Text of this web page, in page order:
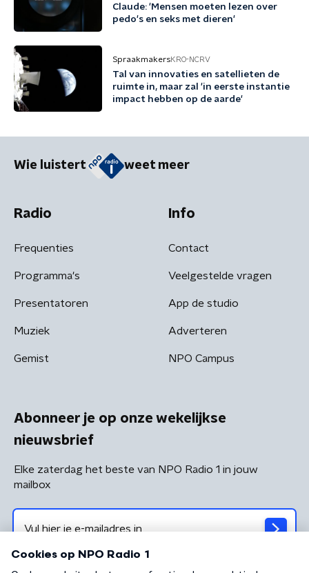
Claude: 'Mensen moeten lezen over
pedo's en seks met dieren'
SpraakmakersKRO-NCRV
Tal van innovaties en satellieten de
ruimte in, maar zal 'in eerste instantie
impact hebben op de aarde'
Wie luistert weet meer
Radio
Frequenties
Programma's
Presentatoren
Muziek
Gemist
Info
Contact
Veelgestelde vragen
App de studio
Adverteren
NPO Campus
Abonneer je op onze wekelijkse
nieuwsbrief
Elke zaterdag het beste van NPO Radio 1 in jouw
mailbox